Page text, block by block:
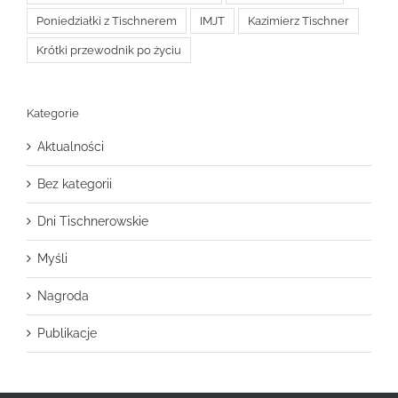
Poniedziałki z Tischnerem IMJT Kazimierz Tischner
Krótki przewodnik po życiu
Kategorie
Aktualności
Bez kategorii
Dni Tischnerowskie
Myśli
Nagroda
Publikacje